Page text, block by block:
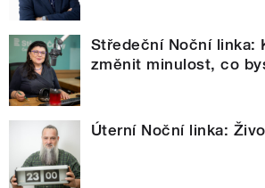
Středeční Noční linka:
změnit minulost, co
Úterní Noční linka: